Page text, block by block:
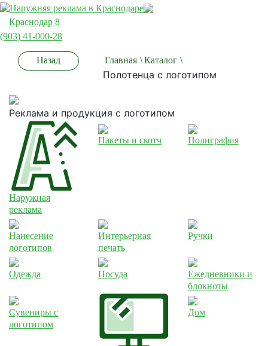
Краснодар 8
(903) 41-000-28
Назад Главная \Каталог \
Полотенца с логотипом
Реклама и продукция с логотипом
Наружная
реклама
Пакеты и скотч Полиграфия
Нанесение
логотипов
Интерьерная
печать
Ручки
Одежда Посуда
Ежедневники и
блокноты
Сувениры с
логотипом
Дом